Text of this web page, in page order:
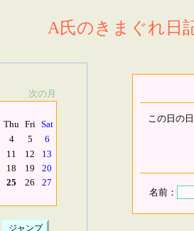
A氏のきまぐれ日
次の月
Thu Fri Sat
4 5
6
11 12
13
18 19
20
25 26
27
この日の
名前：